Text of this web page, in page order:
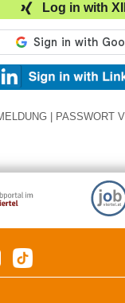
Log in with
PASSWORT